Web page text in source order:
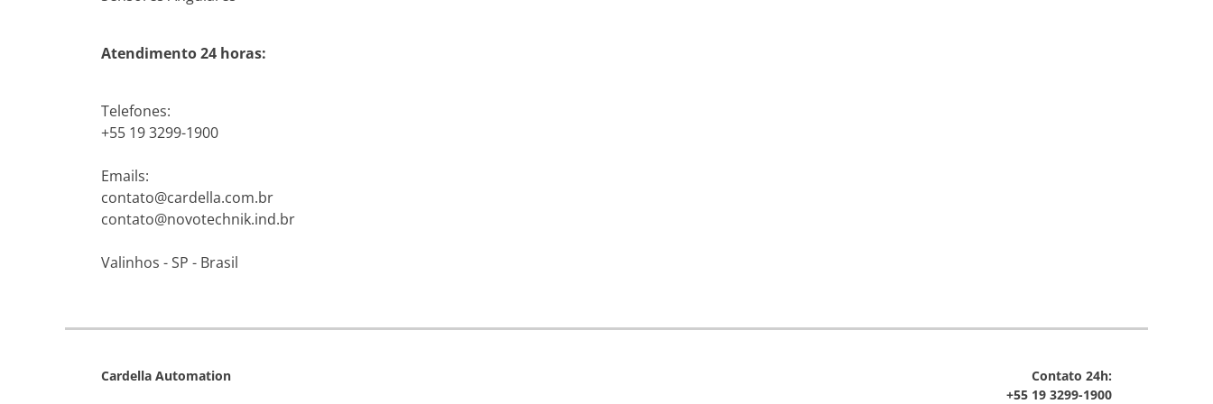
Atendimento 24 horas:
Telefones:
+55 19 3299-1900
Emails:
contato@cardella.com.br
contato@novotechnik.ind.br
Valinhos - SP - Brasil
Cardella Automation
Contato 24h:
+55 19 3299-1900